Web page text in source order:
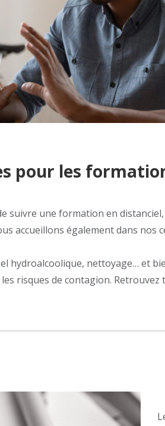
pour les
suivre une formation en
accueillons également dans nos
hydroalcoolique, nettoyage… et
risques de contagion.